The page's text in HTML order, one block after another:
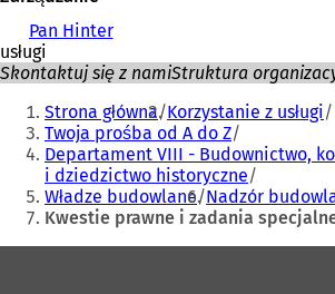
Pan Hinter
usługi
Skontaktuj się z namiStruktura
Jesteś
tutaj:
Strona główna Korzystanie z usługi
Twoja prośba od A do Z
Departament VIII - Budownictwo,
i dziedzictwo historyczne
Władze budowlane Nadzór
Kwestie prawne i zadania